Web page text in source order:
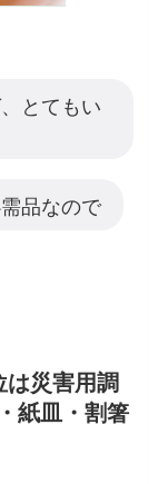
とてもい
品なので
は災害用調
紙皿・割箸